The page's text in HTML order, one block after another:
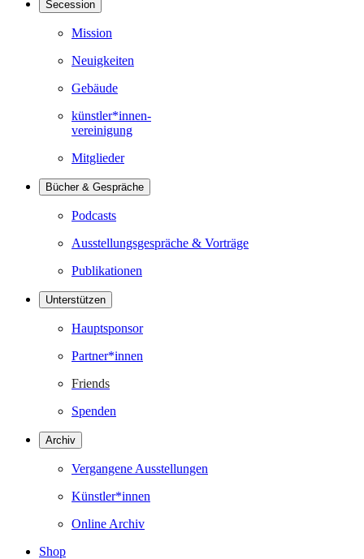
Secession
Mission
Neuigkeiten
Gebäude
künstler*innen-
vereinigung
Mitglieder
Bücher & Gespräche
Podcasts
Ausstellungsgespräche & Vorträge
Publikationen
Unterstützen
Hauptsponsor
Partner*innen
Friends
Spenden
Archiv
Vergangene Ausstellungen
Künstler*innen
Online Archiv
Shop